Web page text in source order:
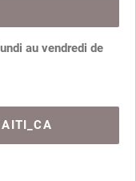
au vendredi de